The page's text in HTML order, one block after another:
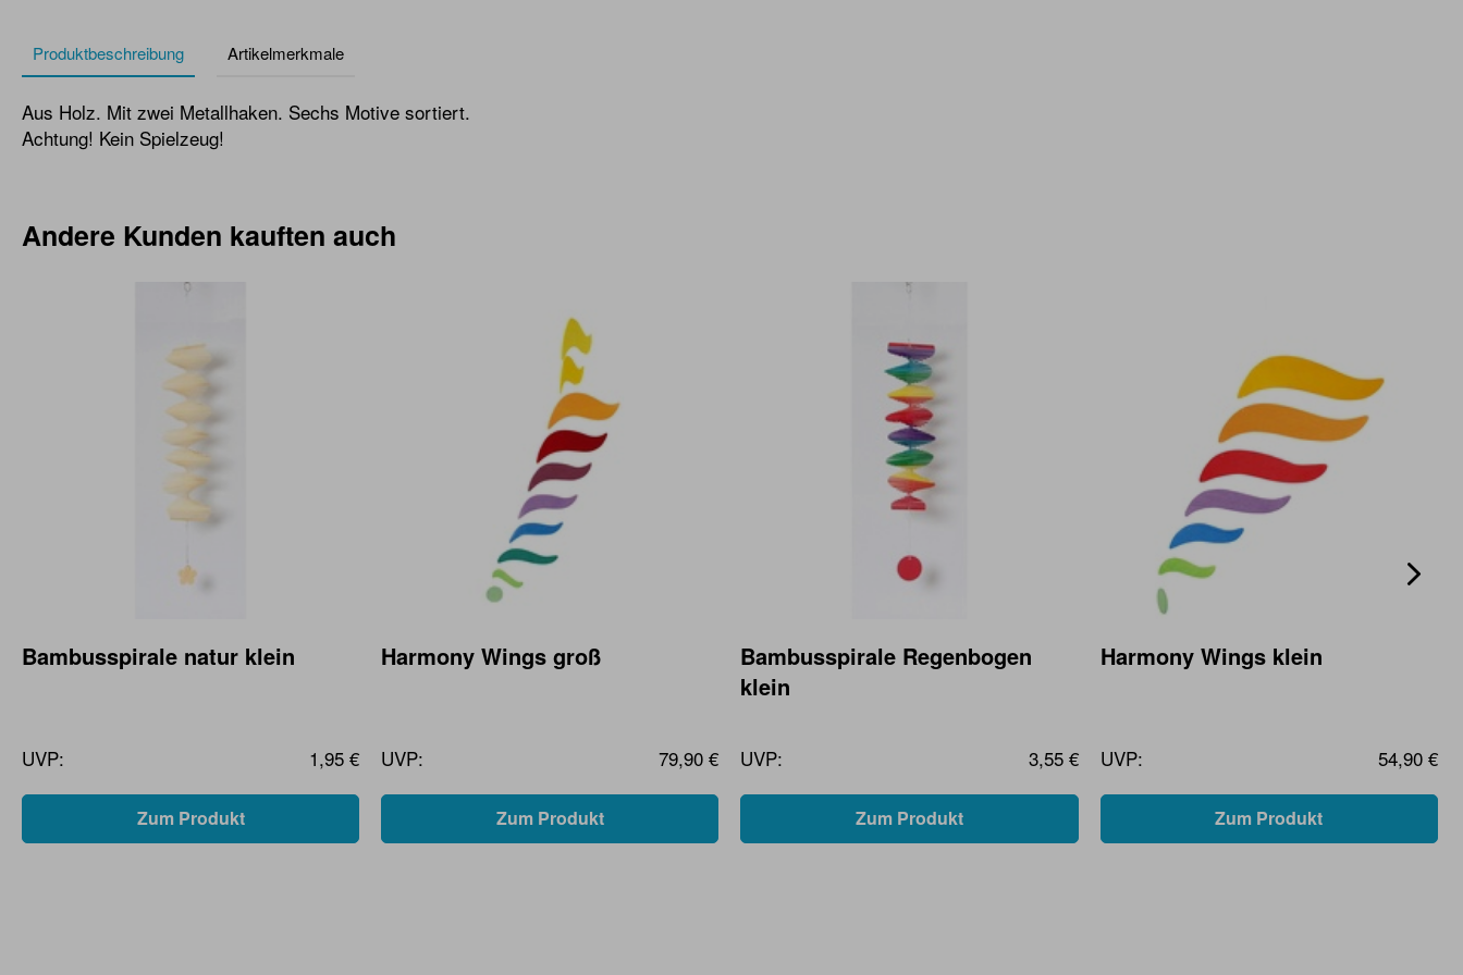
Produktbeschreibung Artikelmerkmale
Aus Holz. Mit zwei Metallhaken. Sechs Motive sortiert.
Achtung! Kein Spielzeug!
Andere Kunden kauften auch
Bambusspirale natur klein
UVP: 1,95 €
Zum Produkt
Harmony Wings groß
UVP: 79,90 €
Zum Produkt
Bambusspirale Regenbogen
klein
UVP: 3,55 €
Zum Produkt
Harmony Wings klein
UVP: 54,90 €
Zum Produkt